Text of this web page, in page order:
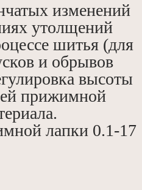
изменений
утолщений
шитья (для
и обрывов
высоты
прижимной
лапки 0.1-17